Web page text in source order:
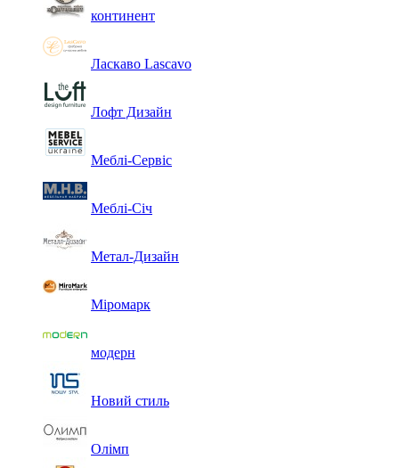
континент
Ласкаво Lascavo
Лофт Дизайн
Меблі-Сервіс
Меблі-Січ
Метал-Дизайн
Міромарк
модерн
Новий стиль
Олімп